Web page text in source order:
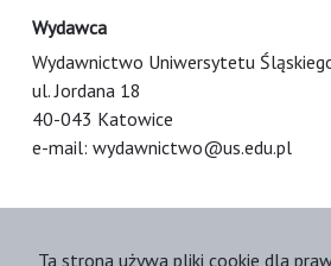
Wydawca
Wydawnictwo Uniwersytetu
ul. Jordana 18
40-043 Katowice
e-mail: wydawnictwo@us.edu.pl
Ta strona używa pliki cookie dla